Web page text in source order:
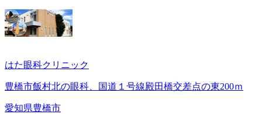
はた眼科クリニック
豊橋市飯村北の眼科、国道１号線殿田橋交差点の東200ｍ
愛知県豊橋市